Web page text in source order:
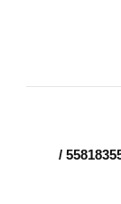
فني بنشر متنقل مبارك الكبير / 55818355‬ /